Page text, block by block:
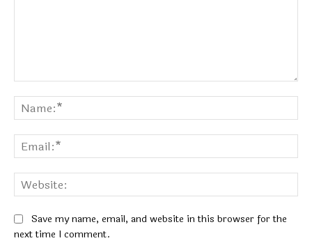
Save my name, email, and website in this browser for the
next time I comment.